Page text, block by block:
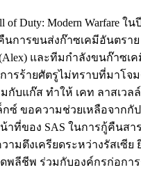
of Duty: Modern Warfare ใน
นการขนส่งก๊าซเคมีอันตรา
และทีมกำลังขนก๊าซเค
ารร้ายศัตรูไม่ทราบที่มาโจ
บแก๊ส ทำให้ เคท ลาสเวลล์
กซ์ ขอความช่วยเหลือจากกั
น้าที่ของ SAS ในการกู้คืนส
มตึงเครียดระหว่างรัสเซีย
พลีชีพ ร่วมกับองค์กรก่อการ